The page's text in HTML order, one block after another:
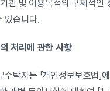
관 및 이용목적의 구체적인
있습니다.
처리에 관한 사항
탁자는 「개인정보보호법」